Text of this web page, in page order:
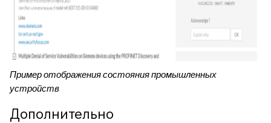
Пример отображения состояния промышленных
устройств
Дополнительно